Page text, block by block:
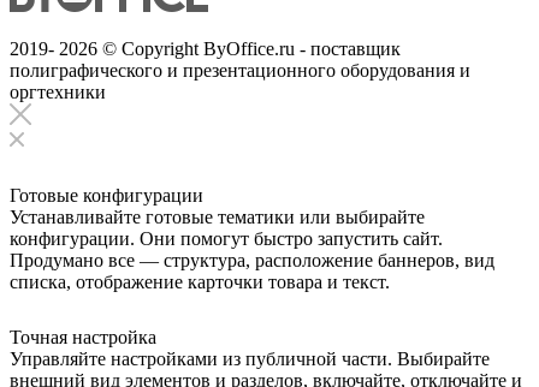
2019- 2026 © Copyright ByOffice.ru - поставщик
полиграфического и презентационного оборудования и
оргтехники
Готовые конфигурации
Устанавливайте готовые тематики или выбирайте
конфигурации. Они помогут быстро запустить сайт.
Продумано все — структура, расположение баннеров, вид
списка, отображение карточки товара и текст.
Точная настройка
Управляйте настройками из публичной части. Выбирайте
внешний вид элементов и разделов, включайте, отключайте и